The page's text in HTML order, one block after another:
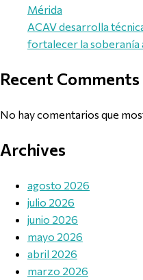
Mérida
ACAV desarrolla
fortalecer la soberanía
Recent Comments
No hay comentarios que
Archives
agosto 2026
julio 2026
junio 2026
mayo 2026
abril 2026
marzo 2026